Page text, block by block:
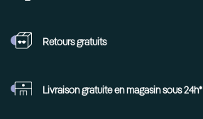
Retoursgratuits
Livraison gratuite en magasin sous 24h*